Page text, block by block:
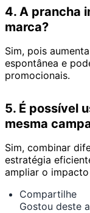
4. A prancha
marca?
Sim, pois
espontânea e
promocionais.
5. É possível
mesma
Sim, combinar
estratégia
ampliar o
Compartilhe
Gostou deste